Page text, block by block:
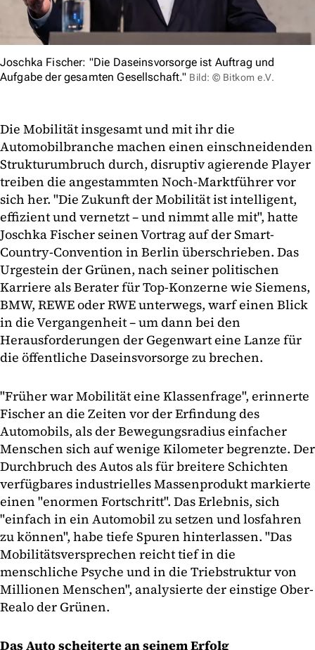
Joschka Fischer: "Die Daseinsvorsorge ist Auftrag und
Aufgabe der gesamten Gesellschaft." Bild: © Bitkom e.V.
Die Mobilität insgesamt und mit ihr die
Automobilbranche machen einen einschneidenden
Strukturumbruch durch, disruptiv agierende Player
treiben die angestammten Noch-Marktführer vor
sich her. "Die Zukunft der Mobilität ist intelligent,
effizient und vernetzt – und nimmt alle mit", hatte
Joschka Fischer seinen Vortrag auf der Smart-
Country-Convention in Berlin überschrieben. Das
Urgestein der Grünen, nach seiner politischen
Karriere als Berater für Top-Konzerne wie Siemens,
BMW, REWE oder RWE unterwegs, warf einen Blick
in die Vergangenheit – um dann bei den
Herausforderungen der Gegenwart eine Lanze für
die öffentliche Daseinsvorsorge zu brechen.
"Früher war Mobilität eine Klassenfrage", erinnerte
Fischer an die Zeiten vor der Erfindung des
Automobils, als der Bewegungsradius einfacher
Menschen sich auf wenige Kilometer begrenzte. Der
Durchbruch des Autos als für breitere Schichten
verfügbares industrielles Massenprodukt markierte
einen "enormen Fortschritt". Das Erlebnis, sich
"einfach in ein Automobil zu setzen und losfahren
zu können", habe tiefe Spuren hinterlassen. "Das
Mobilitätsversprechen reicht tief in die
menschliche Psyche und in die Triebstruktur von
Millionen Menschen", analysierte der einstige Ober-
Realo der Grünen.
Das Auto scheiterte an seinem Erfolg